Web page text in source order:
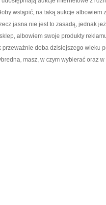
wstąpić, na taką aukcje albowiem
jasna nie jest to zasadą, jednak
albowiem swoje produkty
doba dzisiejszego wieku
masz, w czym wybierać oraz